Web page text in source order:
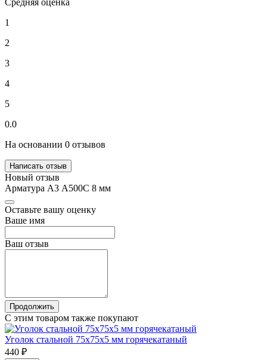
1
2
3
4
5
0.0
На основании 0 отзывов
Написать отзыв
Новый отзыв
Арматура А3 А500С 8 мм
Оставьте вашу оценку
Ваше имя
Ваш отзыв
Продолжить
С этим товаром также покупают
Уголок стальной 75х75х5 мм горячекатаный
440 ₽